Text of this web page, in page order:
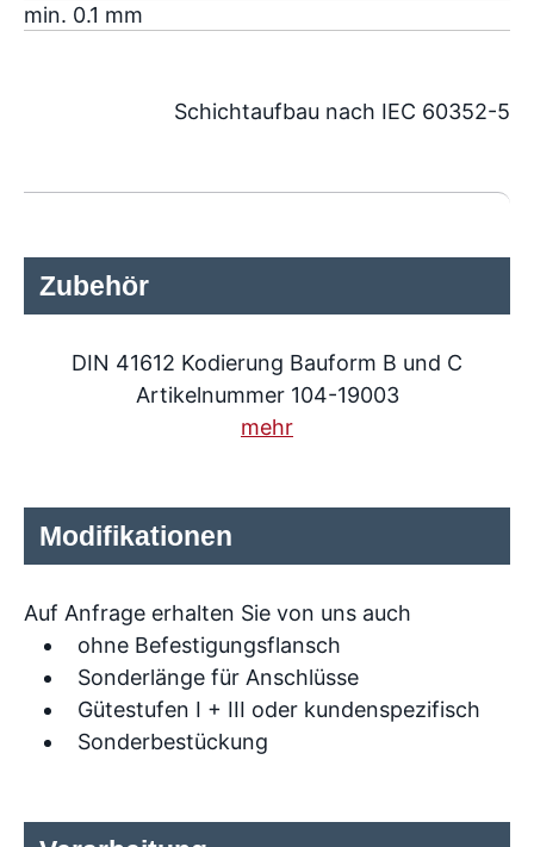
min. 0.1 mm
Schichtaufbau nach IEC 60352-5
Zubehör
DIN 41612 Kodierung Bauform B und C
Artikelnummer 104-19003
mehr
Modifikationen
Auf Anfrage erhalten Sie von uns auch
ohne Befestigungsflansch
Sonderlänge für Anschlüsse
Gütestufen I + III oder kundenspezifisch
Sonderbestückung